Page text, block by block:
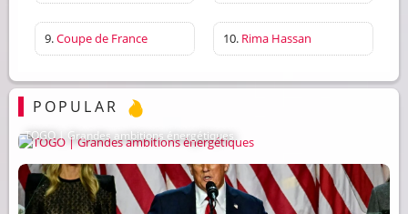
9.Coupe de France 10. Rima Hassan
POPULAR
TOGO | Grandes ambitions énergétiques